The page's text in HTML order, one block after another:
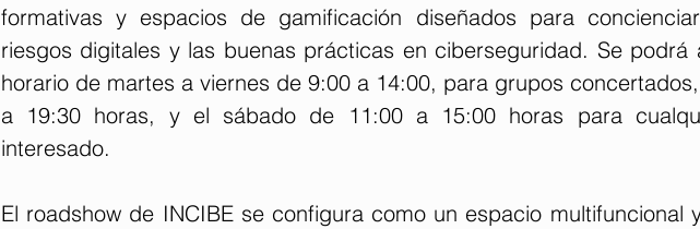
formativas y espacios de gamificación diseñados para
riesgos digitales y las buenas prácticas en ciberseguridad. Se podrá
horario de martes a viernes de 9:00 a 14:00, para grupos
a 19:30 horas, y el sábado de 11:00 a 15:00 horas para
interesado.
El roadshow de INCIBE se configura como un espacio multifuncional